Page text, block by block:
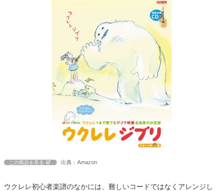
この商品を見る 出典：Amazon
ウクレレ初心者楽譜のなかには、難しいコードではなくアレンジし